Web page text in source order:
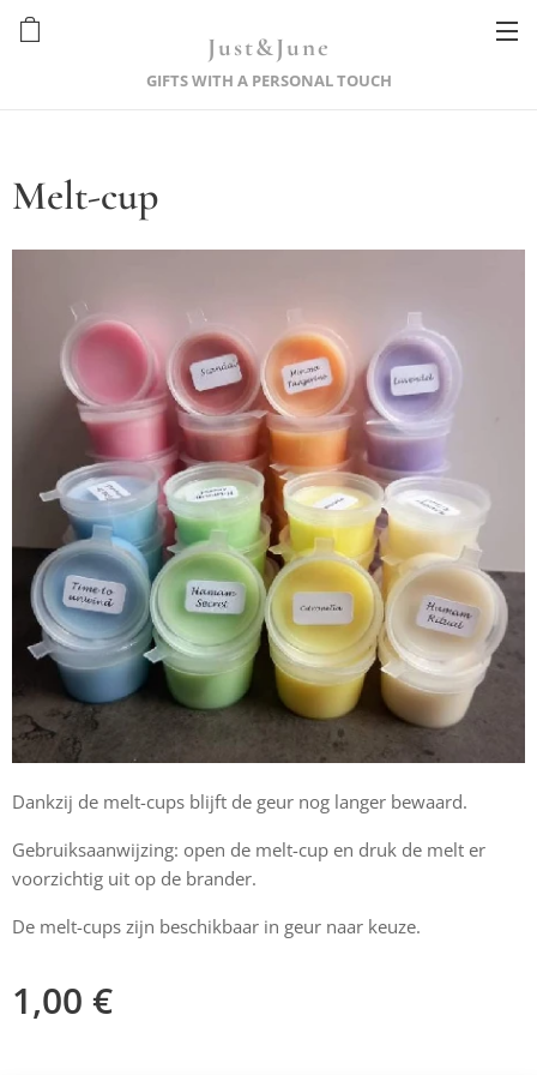
Just&June
GIFTS WITH A PERSONAL TOUCH
Melt-cup
Dankzij de melt-cups blijft de geur nog langer bewaard.
Gebruiksaanwijzing: open de melt-cup en druk de melt er
voorzichtig uit op de brander.
De melt-cups zijn beschikbaar in geur naar keuze.
1,00 €